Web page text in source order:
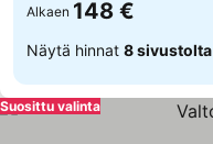
Alkaen 148 €
Näytä hinnat 8 sivustolta
Suosittu valinta